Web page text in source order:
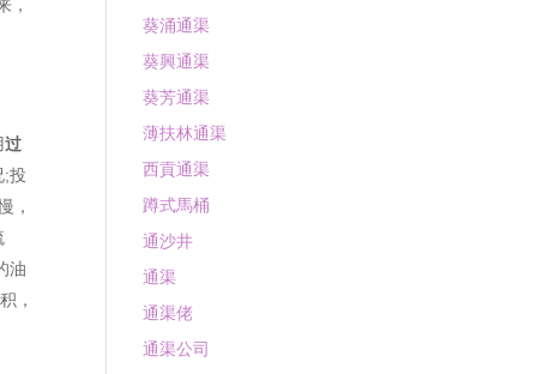
，
过
;投
，
油
，
葵涌通渠
葵興通渠
葵芳通渠
薄扶林通渠
西貢通渠
蹲式馬桶
通沙井
通渠
通渠佬
通渠公司